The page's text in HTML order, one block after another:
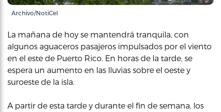
Archivo/NotiCel
La mañana de hoy se mantendrá tranquila, con
algunos aguaceros pasajeros impulsados por el viento
en el este de Puerto Rico. En horas de la tarde, se
espera un aumento en las lluvias sobre el oeste y
suroeste de la isla.
A partir de esta tarde y durante el fin de semana, los